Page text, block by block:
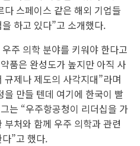
스페이스 같은 해외 기업들
하고 있다”고 소개했다.
주 의학 분야를 키워야 한다고
품은 완성도가 높지만 아직 사
제나 제도의 사각지대”라며
만들 텐데 여기에 한국이 빨
는 “우주항공청이 리더십을 가
처와 함께 우주 의학과 관련
”고 했다.